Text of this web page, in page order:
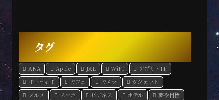
タグ
ANA Apple JAL WiFi
アプリ・IT
オーディオ
カフェ カメラ
ガジェット
グルメ
スマホ ビジネス ホテル
夢や目標